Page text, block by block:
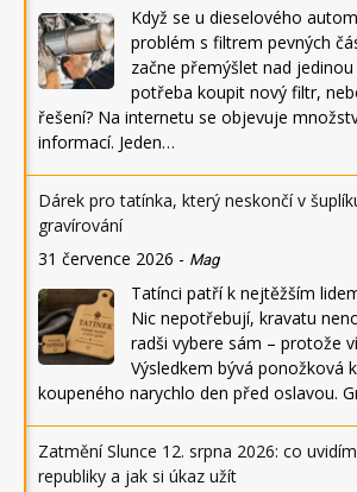
Když se u dieselového
problém s filtrem pevných
začne přemýšlet nad
potřeba koupit nový filtr,
řešení? Na internetu se objevuje
informací. Jeden…
Dárek pro tatínka, který neskončí v
gravírování
31 července 2026 - Mag
Tatínci patří k nejtěžším
Nic nepotřebují, kravatu
radši vybere sám – protože
Výsledkem bývá ponožková
koupeného narychlo den před oslavou.
Zatmění Slunce 12. srpna 2026: co
republiky a jak si úkaz užít